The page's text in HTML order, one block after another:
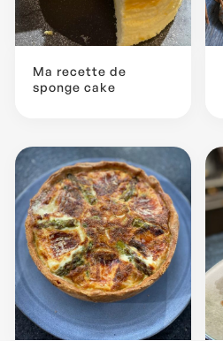
Ma recette de
sponge cake